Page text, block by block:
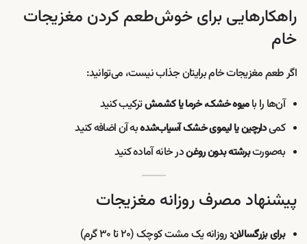
راهکارهایی برای خوش‌طعم کردن مغزیجات
خام
اگر طعم مغزیجات خام برایتان جذاب نیست، می‌توانید:
آن‌ها را بامیوه خشک، خرما یا کشمشترکیب کنید
کمیدارچین یا لیموی خشک آسیاب‌شدهبه آن اضافه کنید
به‌صورتبرشته بدون روغندر خانه آماده کنید
پیشنهاد مصرف روزانه مغزیجات
برای بزرگسالان: روزانه یک مشت کوچک (۲۰ تا ۳۰ گرم)